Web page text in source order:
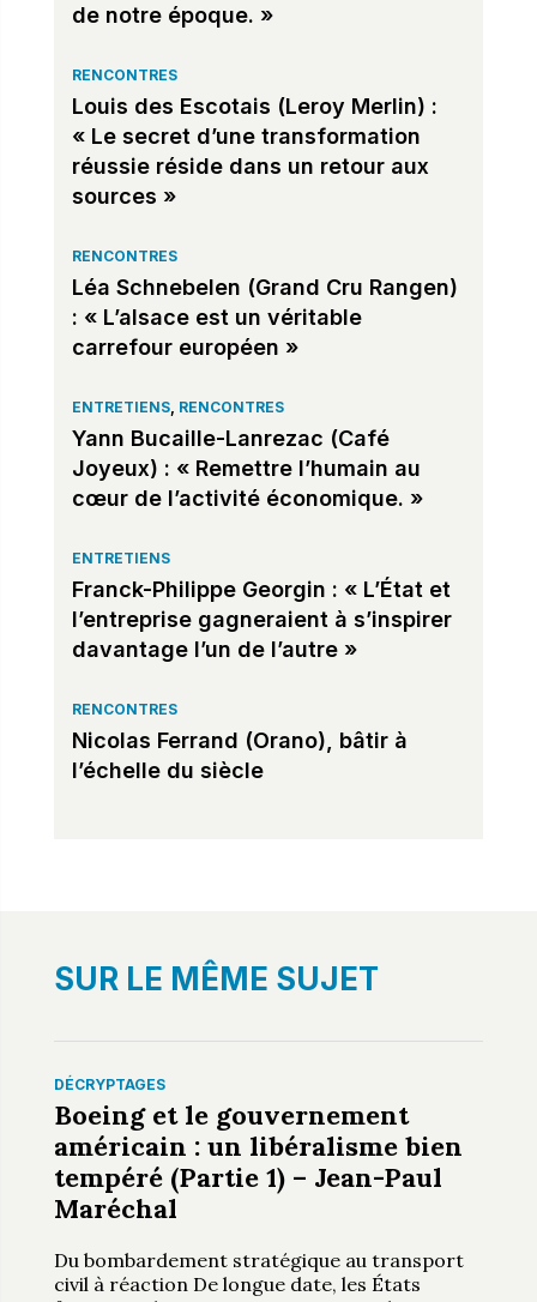
de notre époque. »
RENCONTRES
Louis des Escotais (Leroy Merlin) :
« Le secret d’une transformation
réussie réside dans un retour aux
sources »
RENCONTRES
Léa Schnebelen (Grand Cru Rangen)
: « L’alsace est un véritable
carrefour européen »
ENTRETIENS, RENCONTRES
Yann Bucaille-Lanrezac (Café
Joyeux) : « Remettre l’humain au
cœur de l’activité économique. »
ENTRETIENS
Franck-Philippe Georgin : « L’État et
l’entreprise gagneraient à s’inspirer
davantage l’un de l’autre »
RENCONTRES
Nicolas Ferrand (Orano), bâtir à
l’échelle du siècle
SUR LE MÊME SUJET
DÉCRYPTAGES
Boeing et le gouvernement
américain : un libéralisme bien
tempéré (Partie 1) – Jean-Paul
Maréchal
Du bombardement stratégique au transport
civil à réaction De longue date, les États